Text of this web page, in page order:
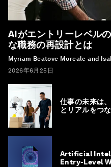
AIがエントリーレベル
な職務の再設計とは
Myriam Beatove Moreale and
2026年6月25日
仕事の未来は
とリアルをつ
Artificial
Entry-Level